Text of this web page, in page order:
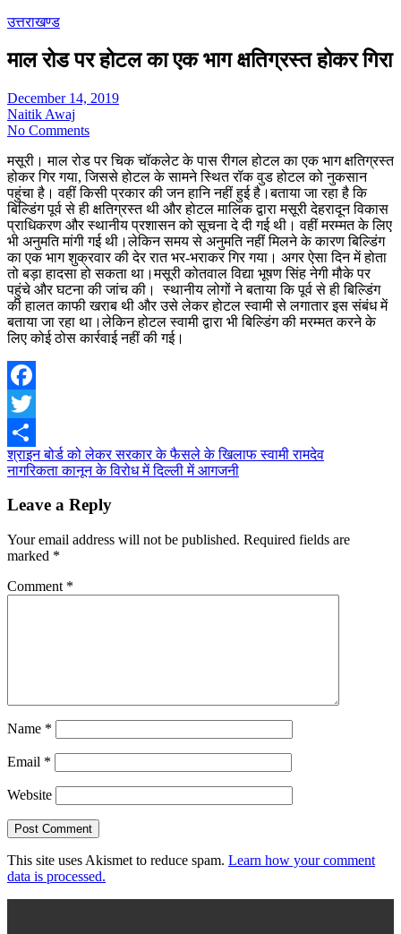
उत्तराखण्ड
माल रोड पर होटल का एक भाग क्षतिग्रस्त होकर गिरा
December 14, 2019
Naitik Awaj
No Comments
मसूरी। माल रोड पर चिक चॉकलेट के पास रीगल होटल का एक भाग क्षतिग्रस्त
होकर गिर गया, जिससे होटल के सामने स्थित रॉक वुड होटल को नुकसान
पहुंचा है। वहीं किसी प्रकार की जन हानि नहीं हुई है।बताया जा रहा है कि
बिल्डिंग पूर्व से ही क्षतिग्रस्त थी और होटल मालिक द्वारा मसूरी देहरादून विकास
प्राधिकरण और स्थानीय प्रशासन को सूचना दे दी गई थी। वहीं मरम्मत के लिए
भी अनुमति मांगी गई थी।लेकिन समय से अनुमति नहीं मिलने के कारण बिल्डिंग
का एक भाग शुक्रवार की देर रात भर-भराकर गिर गया। अगर ऐसा दिन में होता
तो बड़ा हादसा हो सकता था।मसूरी कोतवाल विद्या भूषण सिंह नेगी मौके पर
पहुंचे और घटना की जांच की। स्थानीय लोगों ने बताया कि पूर्व से ही बिल्डिंग
की हालत काफी खराब थी और उसे लेकर होटल स्वामी से लगातार इस संबंध में
बताया जा रहा था।लेकिन होटल स्वामी द्वारा भी बिल्डिंग की मरम्मत करने के
लिए कोई ठोस कार्रवाई नहीं की गई।
Facebook
Twitter
Share
Post
navigation
श्राइन बोर्ड को लेकर सरकार के फैसले के खिलाफ स्वामी रामदेव
नागरिकता कानून के विरोध में दिल्ली में आगजनी
Leave a Reply
Your email address will not be published. Required fields are
marked *
Comment *
Name *
Email *
Website
This site uses Akismet to reduce spam. Learn how your comment
data is processed.